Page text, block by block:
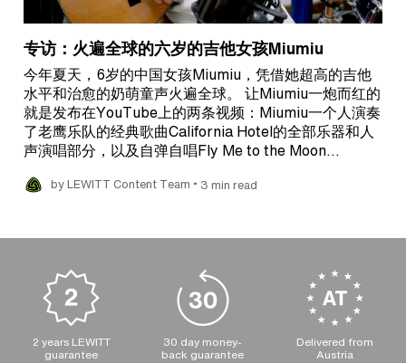
专访：火遍全球的六岁的吉他女孩Miumiu
今年夏天，6岁的中国女孩Miumiu，凭借她超高的吉他
水平和治愈的奶萌童声火遍全球。 让Miumiu一炮而红的
就是发布在YouTube上的两条视频：Miumiu一个人演奏
了老鹰乐队的经典歌曲California Hotel的全部乐器和人
声演唱部分，以及自弹自唱Fly Me to the Moon…
by LEWITT Content Team • 3 min read
2 years LEWITT
guarantee
30 day money-
back guarantee
Delivered from
Austria